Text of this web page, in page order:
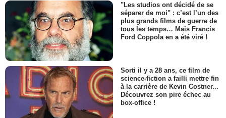
"Les studios ont décidé de se
séparer de moi" : c’est l’un des
plus grands films de guerre de
tous les temps… Mais Francis
Ford Coppola en a été viré !
Sorti il y a 28 ans, ce film de
science-fiction a failli mettre fin
à la carrière de Kevin Costner...
Découvrez son pire échec au
box-office !